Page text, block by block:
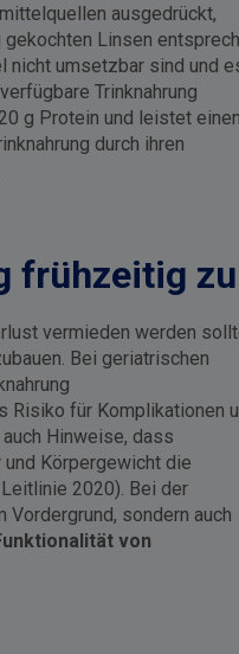
ausgedrückt,
Linsen
nicht umsetzbar sind und
Trinknahrung
g Protein und leistet einen
durch ihren
frühzeitig
vermieden werden
Bei geriatrischen
Risiko für Komplikationen
Hinweise, dass
Körpergewicht die
2020). Bei der
sondern auch
von